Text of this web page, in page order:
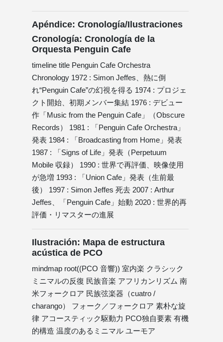
Apéndice: Cronología/Ilustraciones
Cronología: Cronología de la
Orquesta Penguin Cafe
timeline title Penguin Cafe Orchestra
Chronology 1972 : Simon Jeffes、熱に倒
れ“Penguin Cafe”の幻視を得る 1974 : プロジェ
クト開始、初期メンバー集結 1976 : デビュー
作「Music from the Penguin Cafe」（Obscure
Records） 1981 : 「Penguin Cafe Orchestra」
発表 1984 : 「Broadcasting from Home」発表
1987 : 「Signs of Life」発表（Perpetuum
Mobile 収録） 1990 : 世界で再評価、映像使用
が急増 1993 : 「Union Cafe」発表（生前最
後） 1997 : Simon Jeffes 死去 2007 : Arthur
Jeffes、「Penguin Cafe」始動 2020 : 世界的再
評価・リマスターの進展
Ilustración: Mapa de estructura
acústica de PCO
mindmap root((PCO 音響)) 室内楽 クラシック
ミニマルの反復 民族音楽 アフリカンリズム 南
米フォークロア 民族弦楽器（cuatro /
charango） フォーク／フォークロア 素朴な旋
律 アコースティック駆動力 PCO独自要素 有機
的構造 温度のあるミニマル ユーモア